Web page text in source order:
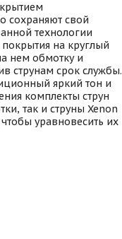
сохраняют свой
технологии
на круглый
нем обмотку и
струнам срок службы.
яркий тон и
комплекты струн
так и струны Xenon
уравновесить их